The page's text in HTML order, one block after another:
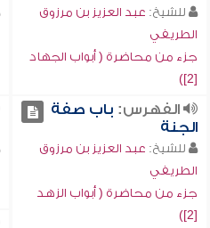
للشيخ: عبد العزيز بن مرزوق
الطريفي
جزء من محاضرة ( أبواب الجهاد
[2])
الفهرس: باب صفة
الجنة
للشيخ: عبد العزيز بن مرزوق
الطريفي
جزء من محاضرة ( أبواب الزهد
[2])